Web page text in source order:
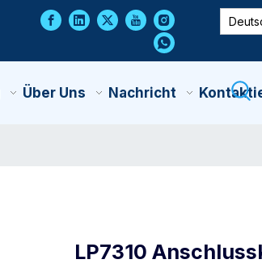
Über Uns Nachricht
LP7310